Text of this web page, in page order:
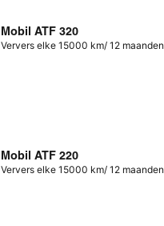
Mobil ATF 320
Ververs elke 15000 km/ 12 maanden
Mobil ATF 220
Ververs elke 15000 km/ 12 maanden